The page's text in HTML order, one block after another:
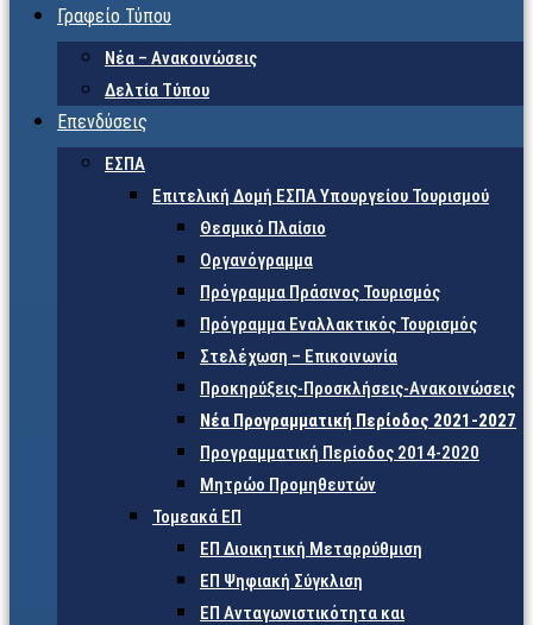
Γραφείο Τύπου
Νέα – Ανακοινώσεις
Δελτία Τύπου
Επενδύσεις
ΕΣΠΑ
Επιτελική Δομή ΕΣΠΑ Υπουργείου Τουρισμού
Θεσμικό Πλαίσιο
Οργανόγραμμα
Πρόγραμμα Πράσινος Τουρισμός
Πρόγραμμα Εναλλακτικός Τουρισμός
Στελέχωση – Επικοινωνία
Προκηρύξεις-Προσκλήσεις-Ανακοινώσεις
Νέα Προγραμματική Περίοδος 2021-2027
Προγραμματική Περίοδος 2014-2020
Μητρώο Προμηθευτών
Τομεακά ΕΠ
ΕΠ Διοικητική Μεταρρύθμιση
ΕΠ Ψηφιακή Σύγκλιση
ΕΠ Ανταγωνιστικότητα και